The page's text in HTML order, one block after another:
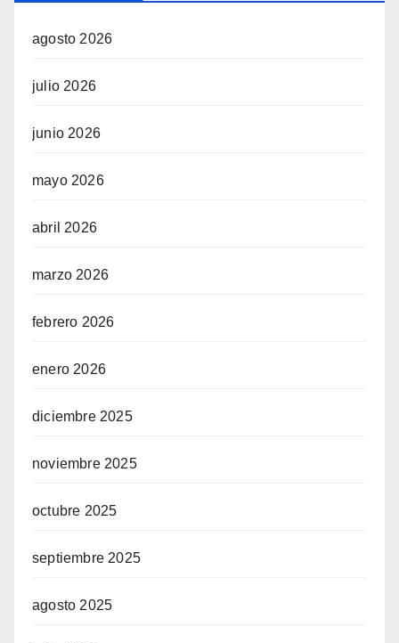
agosto 2026
julio 2026
junio 2026
mayo 2026
abril 2026
marzo 2026
febrero 2026
enero 2026
diciembre 2025
noviembre 2025
octubre 2025
septiembre 2025
agosto 2025